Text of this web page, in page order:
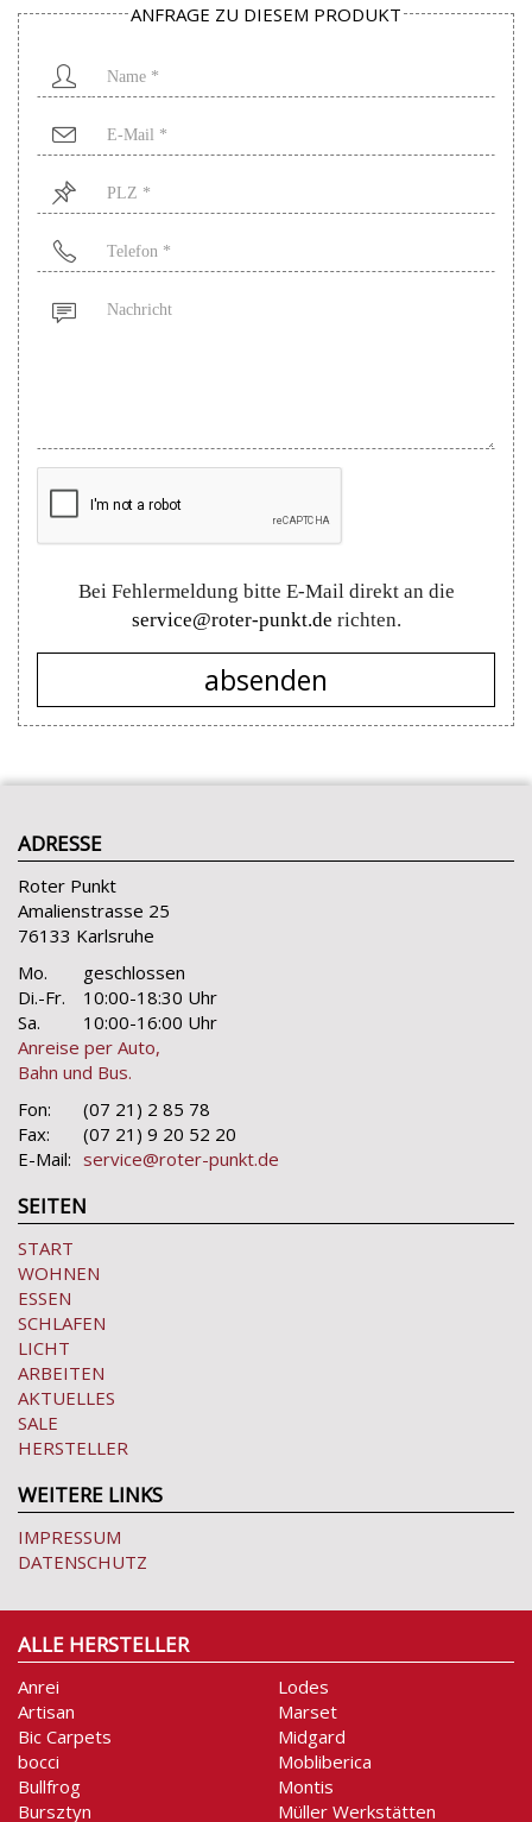
ANFRAGE ZU DIESEM PRODUKT
*
*
*
*
Bei Fehlermeldung bitte E-Mail direkt an die
service@roter-punkt.de richten.
absenden
ADRESSE
Roter Punkt
Amalienstrasse 25
76133 Karlsruhe
Mo.
geschlossen
Di.-Fr.
10:00-18:30 Uhr
Sa.
10:00-16:00 Uhr
Anreise per Auto,
Bahn und Bus.
Fon:
(07 21) 2 85 78
Fax:
(07 21) 9 20 52 20
E-Mail: service@roter-punkt.de
SEITEN
START
WOHNEN
ESSEN
SCHLAFEN
LICHT
ARBEITEN
AKTUELLES
SALE
HERSTELLER
WEITERE LINKS
IMPRESSUM
DATENSCHUTZ
ALLE HERSTELLER
Anrei
Artisan
Bic Carpets
bocci
Bullfrog
Bursztyn
Lodes
Marset
Midgard
Mobliberica
Montis
Müller Werkstätten